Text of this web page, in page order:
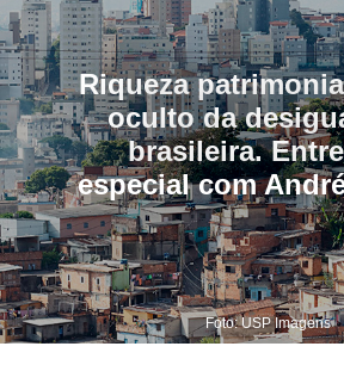
Riqueza
oculto da
brasileira.
especial com
Foto: USP Imagens